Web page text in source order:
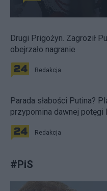
Drugi Prigożyn. Zagroził
obejrzało nagranie
Redakcja
Parada słabości Putina?
przypomina dawnej potęgi
Redakcja
#PiS